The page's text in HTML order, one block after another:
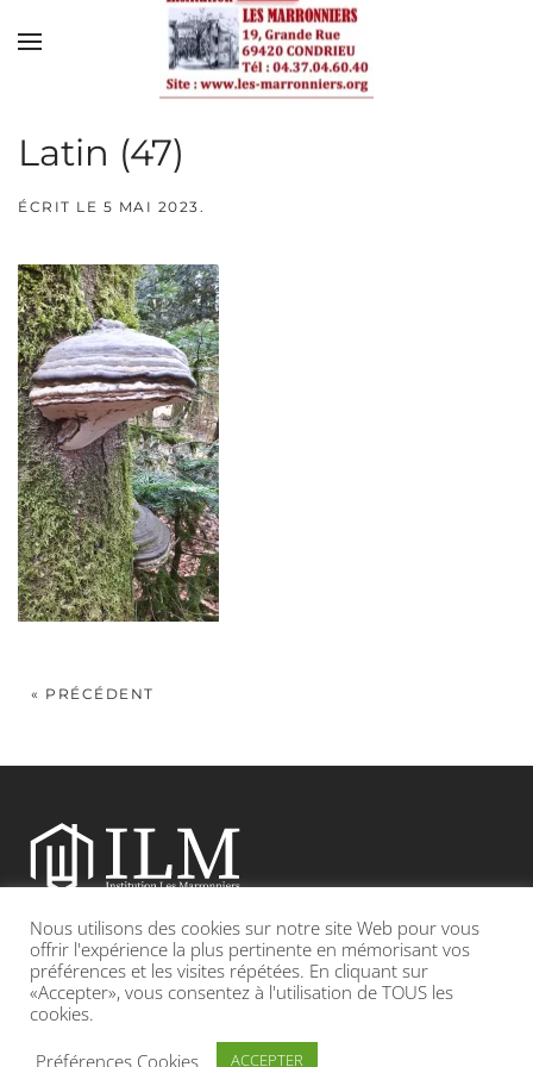
Skip to main content
Latin (47)
ÉCRIT LE 5 MAI 2023.
« PRÉCÉDENT
Etablissement catholique sous contrat d’association avec l’Etat
Adresse : 19, Grande rue 69420 CONDRIEU
INFOS LÉGALES POLITIQUE DE CONFIDENTIALITÉ
Nous utilisons des cookies sur notre site Web pour vous
offrir l'expérience la plus pertinente en mémorisant vos
préférences et les visites répétées. En cliquant sur
«Accepter», vous consentez à l'utilisation de TOUS les
cookies.
Préférences Cookies
ACCEPTER